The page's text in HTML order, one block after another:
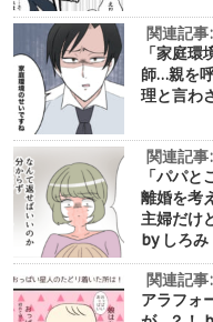
関連記事:
「家庭
師…親を
理と言わ
関連記事:
「パパ
離婚を考
主婦だけ
by しろみ
関連記事:
アラフォ